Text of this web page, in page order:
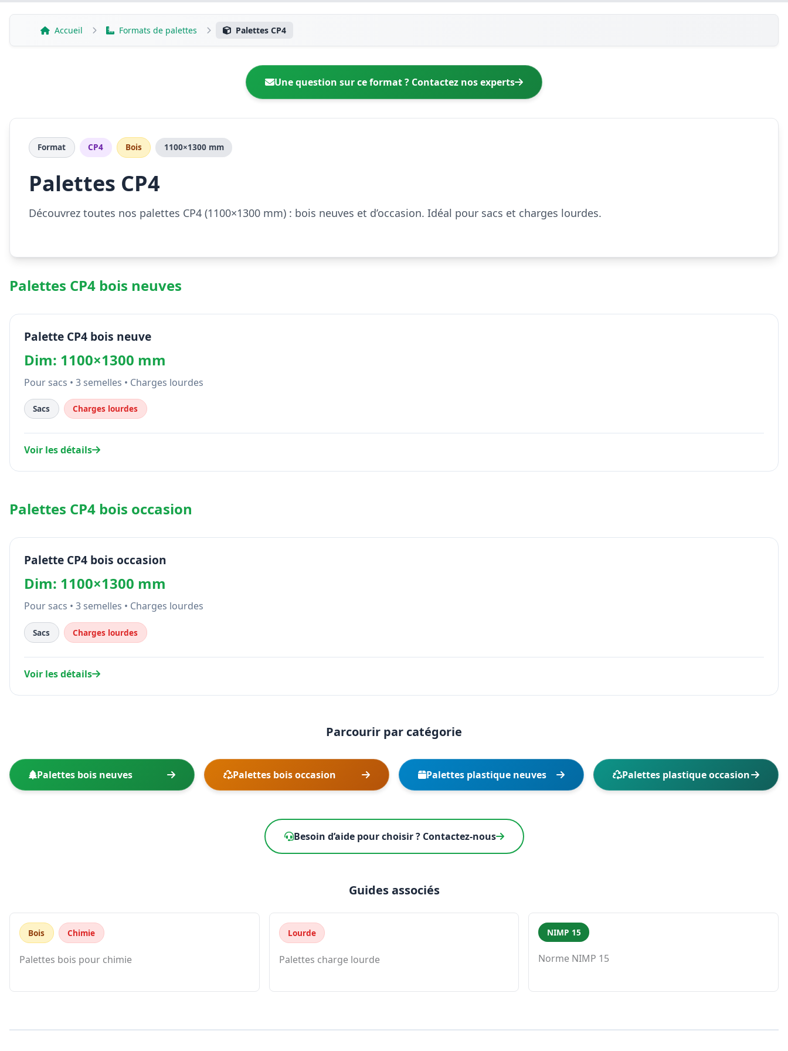
Aller
au
Accueil Formats de palettes Palettes CP4
Une question sur ce format ? Contactez nos experts
Format CP4 Bois 1100×1300 mm
Palettes CP4
Découvrez toutes nos palettes CP4 (1100×1300 mm) : bois neuves et d’occasion. Idéal pour sacs et charges lourdes.
Palettes CP4 bois neuves
Palette CP4 bois neuve
Dim: 1100×1300 mm
Pour sacs • 3 semelles • Charges lourdes
Sacs Charges lourdes
Voir les détails
Palettes CP4 bois occasion
Palette CP4 bois occasion
Dim: 1100×1300 mm
Pour sacs • 3 semelles • Charges lourdes
Sacs Charges lourdes
Voir les détails
Parcourir par catégorie
Palettes bois neuves Palettes bois occasion Palettes plastique neuves Palettes plastique occasion
Besoin d’aide pour choisir ? Contactez-nous
Guides associés
Bois Chimie
Palettes bois pour chimie
Lourde
Palettes charge lourde
NIMP 15
Norme NIMP 15